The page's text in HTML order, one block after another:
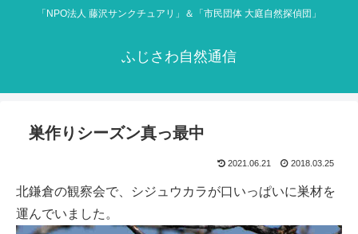
「NPO法人 藤沢サンクチュアリ」＆「市民団体 大庭自然探偵団」
ふじさわ自然通信
巣作りシーズン真っ最中
2021.06.21 2018.03.25
北鎌倉の観察会で、シジュウカラが口いっぱいに巣材を
運んでいました。